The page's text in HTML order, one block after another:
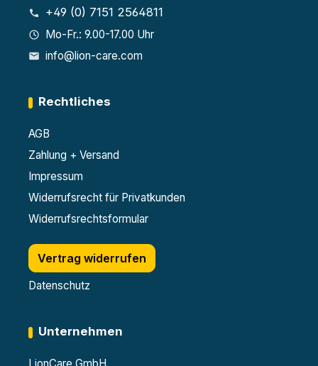
+49 (0) 7151 2564811
Mo-Fr.: 9.00-17.00 Uhr
info@lion-care.com
Rechtliches
AGB
Zahlung + Versand
Impressum
Widerrufsrecht für Privatkunden
Widerrufsrechtsformular
Vertrag widerrufen
Datenschutz
Unternehmen